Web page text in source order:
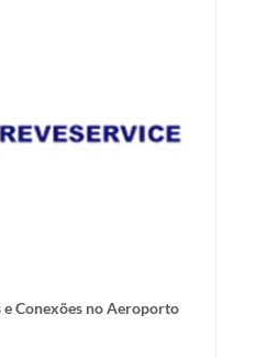
e Conexões no Aeroporto